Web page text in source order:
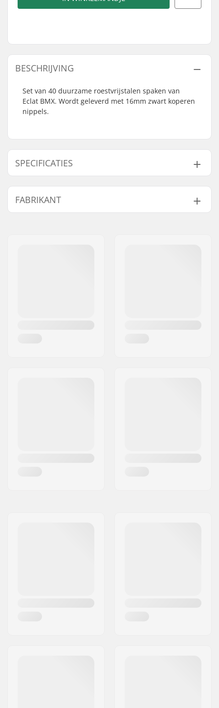
BESCHRIJVING
Set van 40 duurzame roestvrijstalen spaken van
Eclat BMX. Wordt geleverd met 16mm zwart koperen
nippels.
SPECIFICATIES
Aantal spaken: 40
FABRIKANT